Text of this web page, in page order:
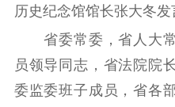
历史纪念馆馆长张大冬发
省委常委，省人大常
员领导同志，省法院院
委监委班子成员，省各